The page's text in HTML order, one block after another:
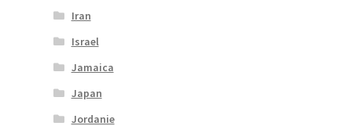
Iran
Israel
Jamaica
Japan
Jordanie